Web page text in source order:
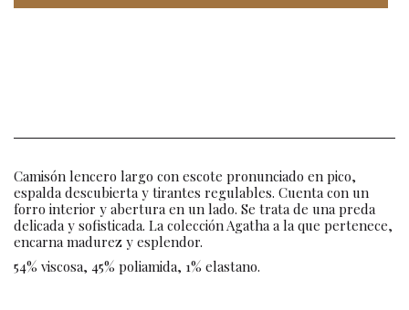
Camisón lencero largo con escote pronunciado en pico,
espalda descubierta y tirantes regulables. Cuenta con un
forro interior y abertura en un lado. Se trata de una preda
delicada y sofisticada. La colección Agatha a la que pertenece,
encarna madurez y esplendor.
54% viscosa, 45% poliamida, 1% elastano.